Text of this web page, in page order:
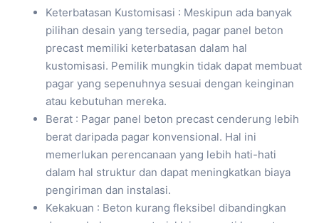
Keterbatasan Kustomisasi : Meskipun ada banyak
pilihan desain yang tersedia, pagar panel beton
precast memiliki keterbatasan dalam hal
kustomisasi. Pemilik mungkin tidak dapat membuat
pagar yang sepenuhnya sesuai dengan keinginan
atau kebutuhan mereka.
Berat : Pagar panel beton precast cenderung lebih
berat daripada pagar konvensional. Hal ini
memerlukan perencanaan yang lebih hati-hati
dalam hal struktur dan dapat meningkatkan biaya
pengiriman dan instalasi.
Kekakuan : Beton kurang fleksibel dibandingkan